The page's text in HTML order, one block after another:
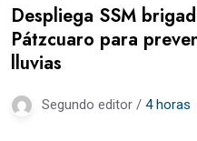
Despliega SSM
Pátzcuaro para
lluvias
Segundo editor / 4 horas